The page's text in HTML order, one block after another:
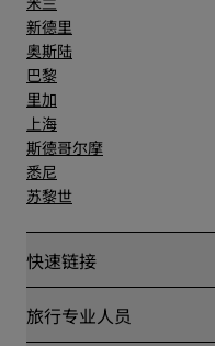
新德里
奥斯陆
巴黎
里加
上海
斯德哥尔摩
悉尼
苏黎世
快速链接
丽赏会
旅行专业人员